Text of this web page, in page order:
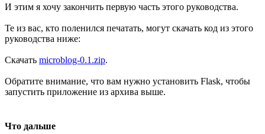
И этим я хочу закончить первую часть этого руководства.
Те из вас, кто поленился печатать, могут скачать код из этого
руководства ниже:
Скачать microblog-0.1.zip.
Обратите внимание, что вам нужно установить Flask, чтобы
запустить приложение из архива выше.
Что дальше